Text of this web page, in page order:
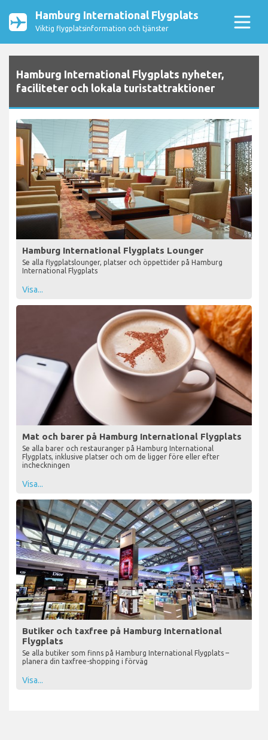
Hamburg International Flygplats
Viktig flygplatsinformation och tjänster
Hamburg International Flygplats nyheter,
faciliteter och lokala turistattraktioner
Hamburg International Flygplats Lounger
Se alla flygplatslounger, platser och öppettider på Hamburg
International Flygplats
Visa...
Mat och barer på Hamburg International Flygplats
Se alla barer och restauranger på Hamburg International
Flygplats, inklusive platser och om de ligger före eller efter
incheckningen
Visa...
Butiker och taxfree på Hamburg International
Flygplats
Se alla butiker som finns på Hamburg International Flygplats –
planera din taxfree-shopping i förväg
Visa...